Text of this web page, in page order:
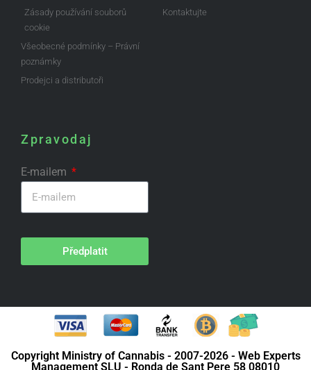
Zásady používání souborů
cookie
Všeobecné podmínky – Právní
poznámky
Prodejci a distributoři
Kontaktujte
Zpravodaj
E-mailem
Předplatit
Copyright Ministry of Cannabis - 2007-2026 - Web Experts
Management SLU - Ronda de Sant Pere 58 08010